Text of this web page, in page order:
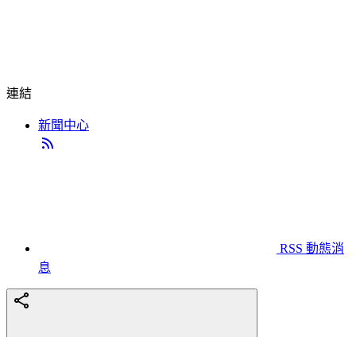
連結
新聞中心
RSS 動態消
息